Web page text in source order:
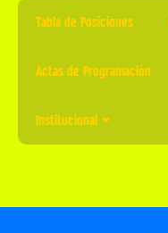
Tabla de Posiciones
Actas de Programación
Institucional